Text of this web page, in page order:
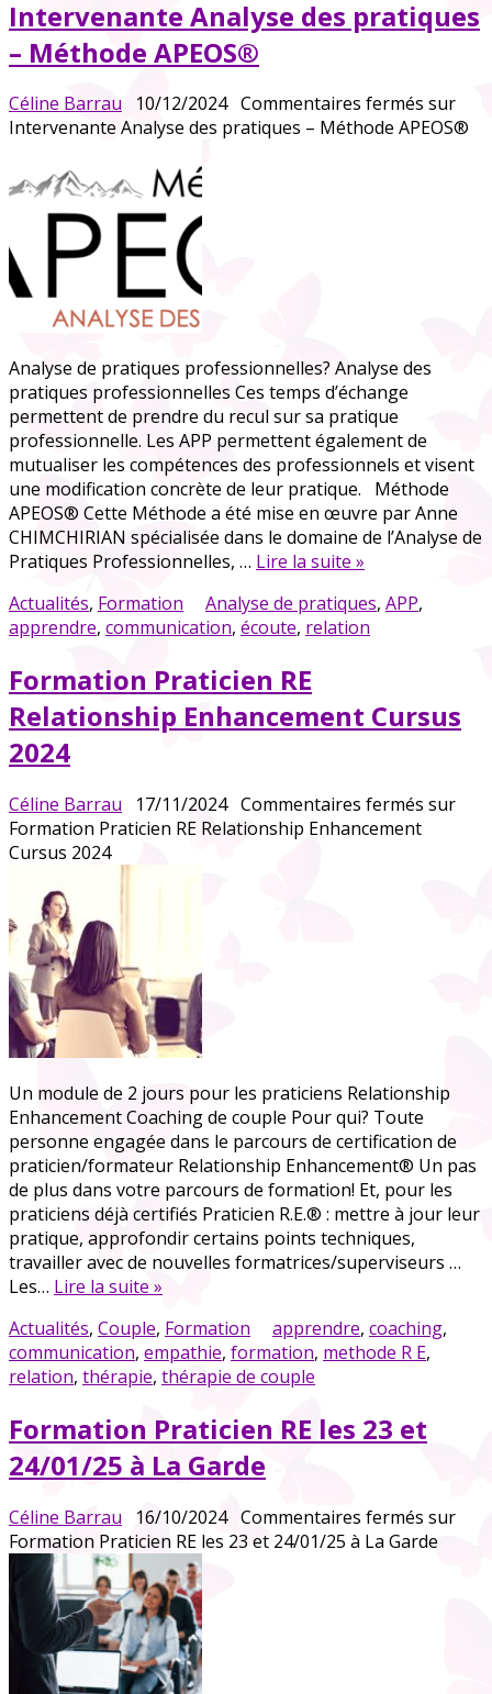
Intervenante Analyse des pratiques
– Méthode APEOS®
Céline Barrau 10/12/2024 Commentaires fermés sur
Intervenante Analyse des pratiques – Méthode APEOS®
Analyse de pratiques professionnelles? Analyse des
pratiques professionnelles Ces temps d’échange
permettent de prendre du recul sur sa pratique
professionnelle. Les APP permettent également de
mutualiser les compétences des professionnels et visent
une modification concrète de leur pratique. Méthode
APEOS® Cette Méthode a été mise en œuvre par Anne
CHIMCHIRIAN spécialisée dans le domaine de l’Analyse de
Pratiques Professionnelles, … Lire la suite »
Actualités, Formation Analyse de pratiques, APP,
apprendre, communication, écoute, relation
Formation Praticien RE
Relationship Enhancement Cursus
2024
Céline Barrau 17/11/2024 Commentaires fermés sur
Formation Praticien RE Relationship Enhancement
Cursus 2024
Un module de 2 jours pour les praticiens Relationship
Enhancement Coaching de couple Pour qui? Toute
personne engagée dans le parcours de certification de
praticien/formateur Relationship Enhancement® Un pas
de plus dans votre parcours de formation! Et, pour les
praticiens déjà certifiés Praticien R.E.® : mettre à jour leur
pratique, approfondir certains points techniques,
travailler avec de nouvelles formatrices/superviseurs …
Les… Lire la suite »
Actualités, Couple, Formation apprendre, coaching,
communication, empathie, formation, methode R E,
relation, thérapie, thérapie de couple
Formation Praticien RE les 23 et
24/01/25 à La Garde
Céline Barrau 16/10/2024 Commentaires fermés sur
Formation Praticien RE les 23 et 24/01/25 à La Garde